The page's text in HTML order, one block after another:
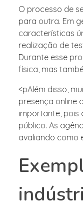
O processo de
para outra. Em
características
realização de
Durante esse
física, mas
<pAlém disso,
presença online
importante, pois
público. As
avaliando como